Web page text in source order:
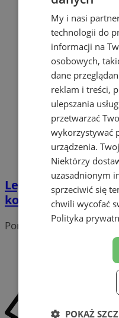
Legalne graffiti na
konkursie i wygraj
Portal należy do sieci
My i nasi
technologii do
informacji na
osobowych,
dane
reklam i treści,
ulepszania
przetwarzać
wykorzystywać
urządzenia.
Niektórzy
uzasadnionym
sprzeciwić się
chwili wycofać
Polityka
POKAŻ